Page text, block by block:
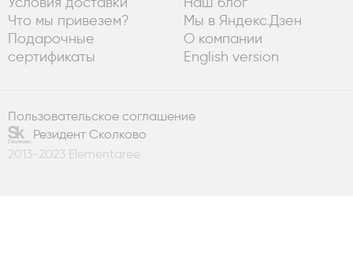
Что мы привезем?
Подарочные
сертификаты
Мы в Яндекс.Дзен
О компании
English version
Пользовательское соглашение
Резидент Сколково
2013-2023 Elementaree